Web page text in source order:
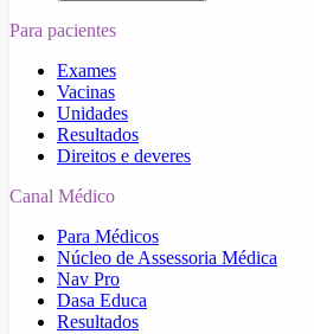
Para pacientes
Exames
Vacinas
Unidades
Resultados
Direitos e deveres
Canal Médico
Para Médicos
Núcleo de Assessoria Médica
Nav Pro
Dasa Educa
Resultados